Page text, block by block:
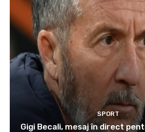
SPORT
Gigi Becali, mesaj în direct